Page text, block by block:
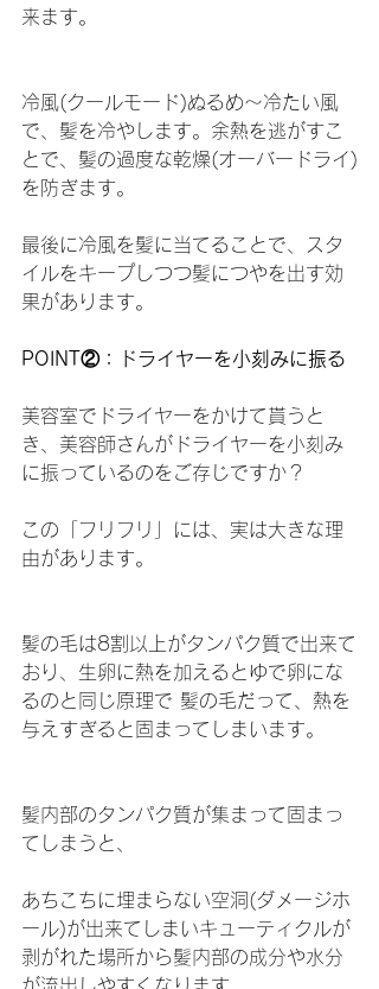
来ます。
冷風(クールモード)ぬるめ～冷たい風
で、髪を冷やします。余熱を逃がすこ
とで、髪の過度な乾燥(オーバードライ)
を防ぎます。
最後に冷風を髪に当てることで、スタ
イルをキープしつつ髪につやを出す効
果があります。
POINT②：ドライヤーを小刻みに振る
美容室でドライヤーをかけて貰うと
き、美容師さんがドライヤーを小刻み
に振っているのをご存じですか？
この「フリフリ」には、実は大きな理
由があります。
髪の毛は8割以上がタンパク質で出来て
おり、生卵に熱を加えるとゆで卵にな
るのと同じ原理で 髪の毛だって、熱を
与えすぎると固まってしまいます。
髪内部のタンパク質が集まって固まっ
てしまうと、
あちこちに埋まらない空洞(ダメージホ
ール)が出来てしまいキューティクルが
剥がれた場所から髪内部の成分や水分